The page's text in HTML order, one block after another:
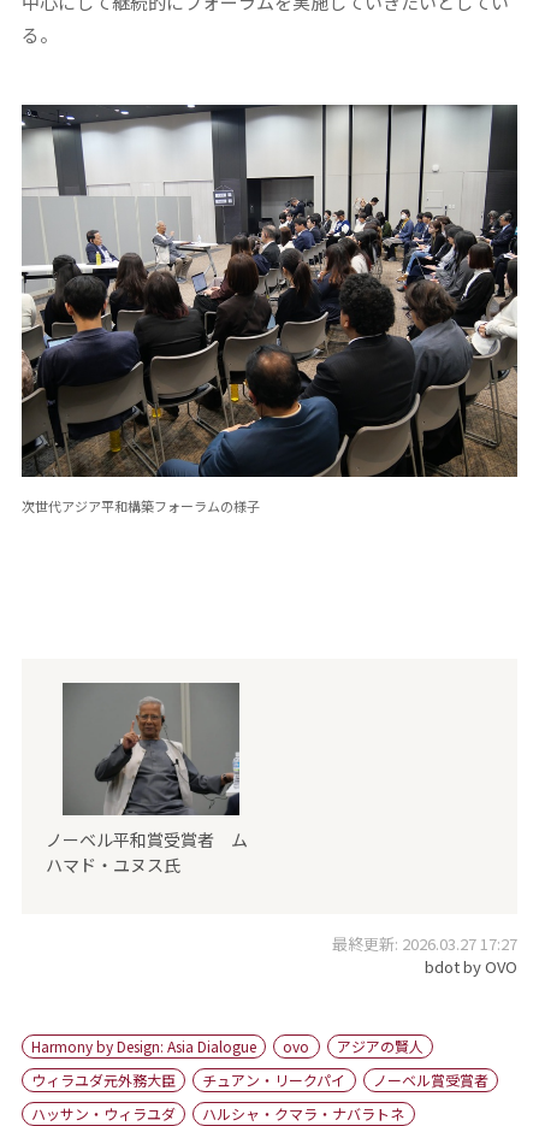
る。
次世代アジア平和構築フォーラムの様子
ノーベル平和賞受賞者 ム
ハマド・ユヌス氏
最終更新: 2026.03.27 17:27
bdot by OVO
Harmony by Design: Asia Dialogue ovo
アジアの賢人
ウィラユダ元外務大臣
チュアン・リークパイ
ノーベル賞受賞者
ハッサン・ウィラユダ
ハルシャ・クマラ・ナバラトネ